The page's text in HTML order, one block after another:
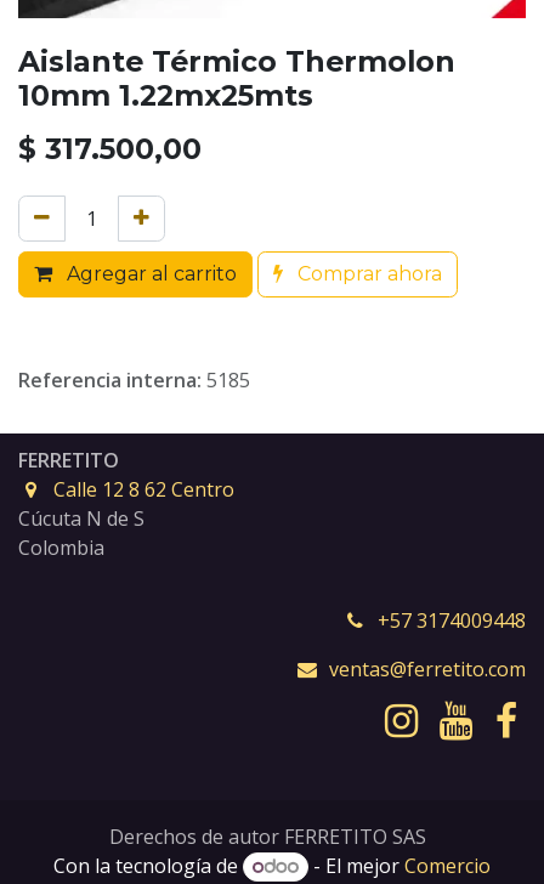
Aislante Térmico Thermolon
10mm 1.22mx25mts
$ 317.500,00
Agregar al carrito Comprar ahora
Referencia interna: 5185
FERRETITO
Calle 12 8 62 Centro
Cúcuta N de S
Colombia
+57 3174009448
ventas@ferretito.com
Derechos de autor FERRETITO SAS
Con la tecnología de
- El mejorComercio